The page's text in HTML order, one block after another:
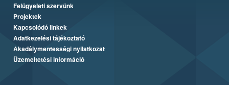
Felügyeleti szervünk
Projektek
Kapcsolódó linkek
Adatkezelési tájékoztató
Akadálymentességi nyilatkozat
Üzemeltetési információ